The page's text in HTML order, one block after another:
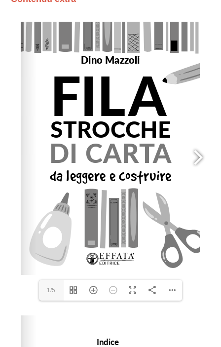
info, FAQs and issues please refer to
dFlip 3D Flipbook
Wordpress Help
documentation.
1/5